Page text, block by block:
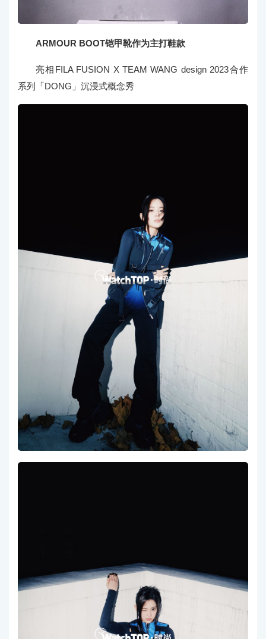
ARMOUR BOOT铠甲靴作为主打鞋款
亮相FILA FUSION X TEAM WANG design 2023合作
系列「DONG」沉浸式概念秀